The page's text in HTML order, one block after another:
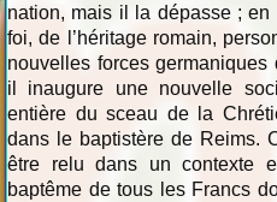
nation, mais il la dépasse ; en
foi, de l’héritage romain,
nouvelles forces
il inaugure une nouvelle
entière du sceau de la
dans le baptistère de Reims.
être relu dans un contexte
baptême de tous les Francs